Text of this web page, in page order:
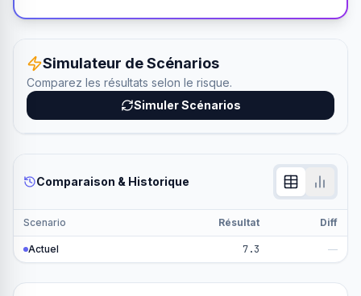
Simulateur de Scénarios
Comparez les résultats selon le risque.
Simuler Scénarios
Comparaison & Historique
Scenario Résultat Diff
Actuel 7.3 —